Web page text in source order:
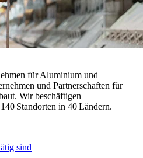
für Aluminium und
und Partnerschaften für
Wir beschäftigen
Standorten in 40 Ländern.
sind